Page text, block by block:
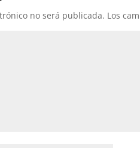
no será publicada. Los